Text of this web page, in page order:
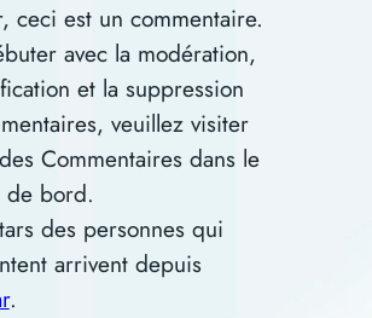
ceci est un commentaire.
avec la modération,
et la suppression
veuillez visiter
Commentaires dans le
de bord.
des personnes qui
arrivent depuis
.